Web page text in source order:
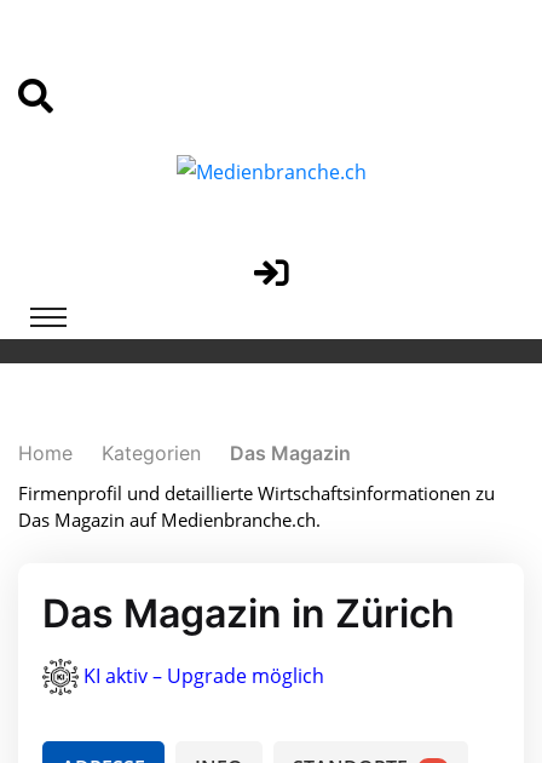
Home Kategorien
Das Magazin
Firmenprofil und detaillierte Wirtschaftsinformationen zu
Das Magazin auf Medienbranche.ch.
Das Magazin in Zürich
KI aktiv – Upgrade möglich